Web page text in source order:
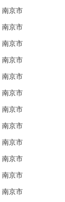
南京市
南京市
南京市
南京市
南京市
南京市
南京市
南京市
南京市
南京市
南京市
南京市